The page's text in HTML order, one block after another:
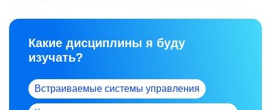
Какие дисциплины я буду
изучать?
Встраиваемые системы управления